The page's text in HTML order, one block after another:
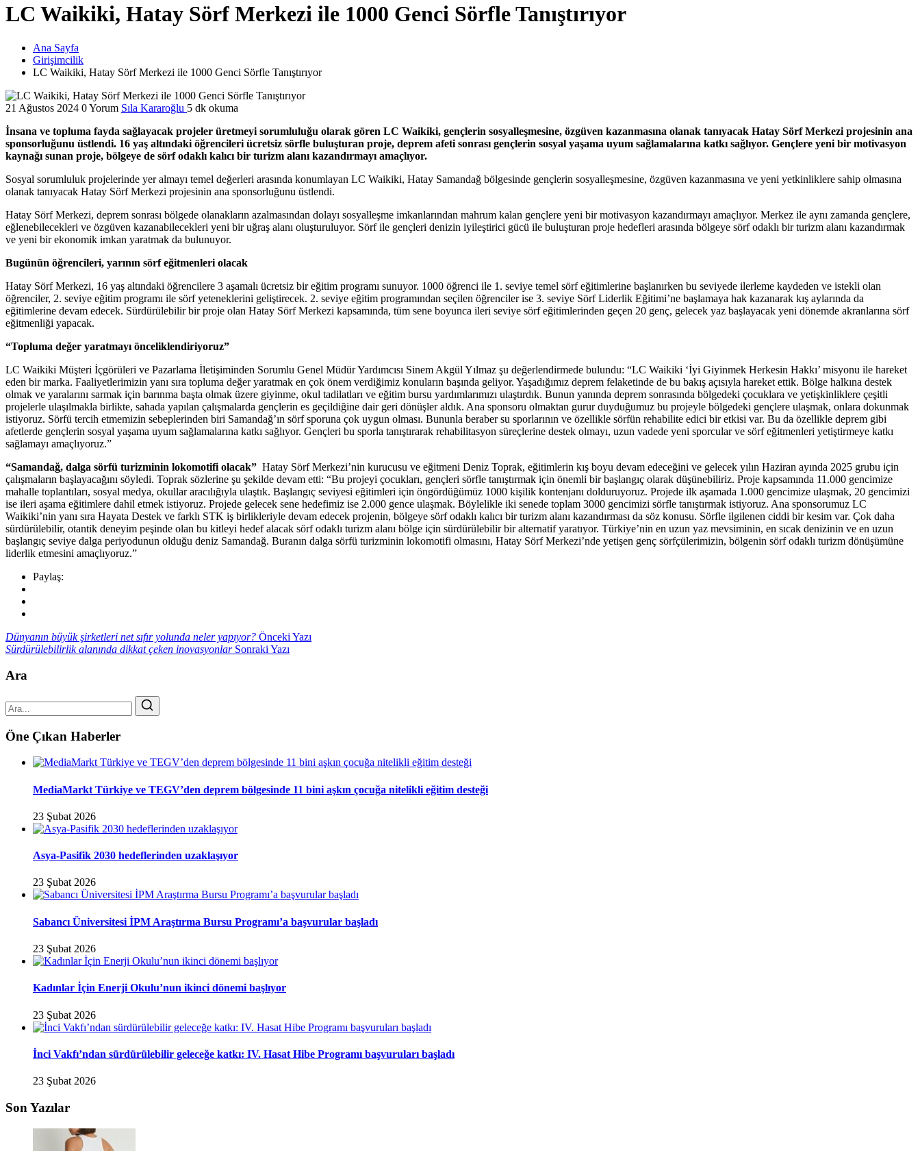
LC Waikiki, Hatay Sörf Merkezi ile 1000 Genci Sörfle Tanıştırıyor
Ana Sayfa
Girişimcilik
LC Waikiki, Hatay Sörf Merkezi ile 1000 Genci Sörfle Tanıştırıyor
21 Ağustos 2024 0 Yorum Sıla Kararoğlu 5 dk okuma
İnsana ve topluma fayda sağlayacak projeler üretmeyi sorumluluğu olarak gören LC Waikiki, gençlerin sosyalleşmesine, özgüven kazanmasına olanak tanıyacak Hatay Sörf Merkezi projesinin ana
sponsorluğunu üstlendi. 16 yaş altındaki öğrencileri ücretsiz sörfle buluşturan proje, deprem afeti sonrası gençlerin sosyal yaşama uyum sağlamalarına katkı sağlıyor. Gençlere yeni bir motivasyon
kaynağı sunan proje, bölgeye de sörf odaklı kalıcı bir turizm alanı kazandırmayı amaçlıyor.
Sosyal sorumluluk projelerinde yer almayı temel değerleri arasında konumlayan LC Waikiki, Hatay Samandağ bölgesinde gençlerin sosyalleşmesine, özgüven kazanmasına ve yeni yetkinliklere sahip olmasına
olanak tanıyacak Hatay Sörf Merkezi projesinin ana sponsorluğunu üstlendi.
Hatay Sörf Merkezi, deprem sonrası bölgede olanakların azalmasından dolayı sosyalleşme imkanlarından mahrum kalan gençlere yeni bir motivasyon kazandırmayı amaçlıyor. Merkez ile aynı zamanda gençlere,
eğlenebilecekleri ve özgüven kazanabilecekleri yeni bir uğraş alanı oluşturuluyor. Sörf ile gençleri denizin iyileştirici gücü ile buluşturan proje hedefleri arasında bölgeye sörf odaklı bir turizm alanı kazandırmak
ve yeni bir ekonomik imkan yaratmak da bulunuyor.
Bugünün öğrencileri, yarının sörf eğitmenleri olacak
Hatay Sörf Merkezi, 16 yaş altındaki öğrencilere 3 aşamalı ücretsiz bir eğitim programı sunuyor. 1000 öğrenci ile 1. seviye temel sörf eğitimlerine başlanırken bu seviyede ilerleme kaydeden ve istekli olan
öğrenciler, 2. seviye eğitim programı ile sörf yeteneklerini geliştirecek. 2. seviye eğitim programından seçilen öğrenciler ise 3. seviye Sörf Liderlik Eğitimi’ne başlamaya hak kazanarak kış aylarında da
eğitimlerine devam edecek. Sürdürülebilir bir proje olan Hatay Sörf Merkezi kapsamında, tüm sene boyunca ileri seviye sörf eğitimlerinden geçen 20 genç, gelecek yaz başlayacak yeni dönemde akranlarına sörf
eğitmenliği yapacak.
“Topluma değer yaratmayı önceliklendiriyoruz”
LC Waikiki Müşteri İçgörüleri ve Pazarlama İletişiminden Sorumlu Genel Müdür Yardımcısı Sinem Akgül Yılmaz şu değerlendirmede bulundu: “LC Waikiki ‘İyi Giyinmek Herkesin Hakkı’ misyonu ile hareket
eden bir marka. Faaliyetlerimizin yanı sıra topluma değer yaratmak en çok önem verdiğimiz konuların başında geliyor. Yaşadığımız deprem felaketinde de bu bakış açısıyla hareket ettik. Bölge halkına destek
olmak ve yaralarını sarmak için barınma başta olmak üzere giyinme, okul tadilatları ve eğitim bursu yardımlarımızı ulaştırdık. Bunun yanında deprem sonrasında bölgedeki çocuklara ve yetişkinliklere çeşitli
projelerle ulaşılmakla birlikte, sahada yapılan çalışmalarda gençlerin es geçildiğine dair geri dönüşler aldık. Ana sponsoru olmaktan gurur duyduğumuz bu projeyle bölgedeki gençlere ulaşmak, onlara dokunmak
istiyoruz. Sörfü tercih etmemizin sebeplerinden biri Samandağ’ın sörf sporuna çok uygun olması. Bununla beraber su sporlarının ve özellikle sörfün rehabilite edici bir etkisi var. Bu da özellikle deprem gibi
afetlerde gençlerin sosyal yaşama uyum sağlamalarına katkı sağlıyor. Gençleri bu sporla tanıştırarak rehabilitasyon süreçlerine destek olmayı, uzun vadede yeni sporcular ve sörf eğitmenleri yetiştirmeye katkı
sağlamayı amaçlıyoruz.”
“Samandağ, dalga sörfü turizminin lokomotifi olacak” Hatay Sörf Merkezi’nin kurucusu ve eğitmeni Deniz Toprak, eğitimlerin kış boyu devam edeceğini ve gelecek yılın Haziran ayında 2025 grubu için
çalışmaların başlayacağını söyledi. Toprak sözlerine şu şekilde devam etti: “Bu projeyi çocukları, gençleri sörfle tanıştırmak için önemli bir başlangıç olarak düşünebiliriz. Proje kapsamında 11.000 gencimize
mahalle toplantıları, sosyal medya, okullar aracılığıyla ulaştık. Başlangıç seviyesi eğitimleri için öngördüğümüz 1000 kişilik kontenjanı dolduruyoruz. Projede ilk aşamada 1.000 gencimize ulaşmak, 20 gencimizi
ise ileri aşama eğitimlere dahil etmek istiyoruz. Projede gelecek sene hedefimiz ise 2.000 gence ulaşmak. Böylelikle iki senede toplam 3000 gencimizi sörfle tanıştırmak istiyoruz. Ana sponsorumuz LC
Waikiki’nin yanı sıra Hayata Destek ve farklı STK iş birlikleriyle devam edecek projenin, bölgeye sörf odaklı kalıcı bir turizm alanı kazandırması da söz konusu. Sörfle ilgilenen ciddi bir kesim var. Çok daha
sürdürülebilir, otantik deneyim peşinde olan bu kitleyi hedef alacak sörf odaklı turizm alanı bölge için sürdürülebilir bir alternatif yaratıyor. Türkiye’nin en uzun yaz mevsiminin, en sıcak denizinin ve en uzun
başlangıç seviye dalga periyodunun olduğu deniz Samandağ. Buranın dalga sörfü turizminin lokomotifi olmasını, Hatay Sörf Merkezi’nde yetişen genç sörfçülerimizin, bölgenin sörf odaklı turizm dönüşümüne
liderlik etmesini amaçlıyoruz.”
Paylaş:
Dünyanın büyük şirketleri net sıfır yolunda neler yapıyor? Önceki Yazı
Sürdürülebilirlik alanında dikkat çeken inovasyonlarSonraki Yazı
Ara
Öne Çıkan Haberler
MediaMarkt Türkiye ve TEGV’den deprem bölgesinde 11 bini aşkın çocuğa nitelikli eğitim desteği
23 Şubat 2026
Asya-Pasifik 2030 hedeflerinden uzaklaşıyor
23 Şubat 2026
Sabancı Üniversitesi İPM Araştırma Bursu Programı’a başvurular başladı
23 Şubat 2026
Kadınlar İçin Enerji Okulu’nun ikinci dönemi başlıyor
23 Şubat 2026
İnci Vakfı’ndan sürdürülebilir geleceğe katkı: IV. Hasat Hibe Programı başvuruları başladı
23 Şubat 2026
Son Yazılar